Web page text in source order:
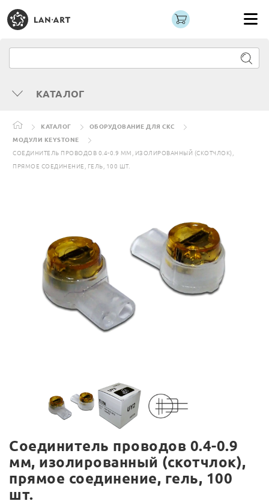
КАТАЛОГ
КАТАЛОГ
ОБОРУДОВАНИЕ ДЛЯ СКС
МОДУЛИ KEYSTONE
СОЕДИНИТЕЛЬ ПРОВОДОВ 0.4-0.9 ММ, ИЗОЛИРОВАННЫЙ (СКОТЧЛОК),
ПРЯМОЕ СОЕДИНЕНИЕ, ГЕЛЬ, 100 ШТ.
Соединитель проводов 0.4-0.9
мм, изолированный (скотчлок),
прямое соединение, гель, 100
шт.